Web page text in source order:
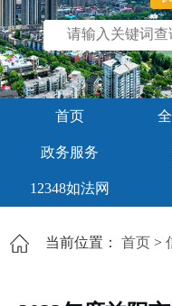
首页
政务服务
12348如法网
当前位置： 首页 >